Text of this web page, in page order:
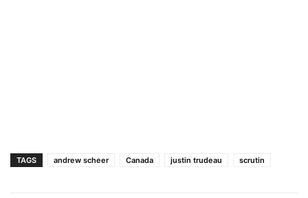
TAGS andrew scheer Canada justin trudeau scrutin